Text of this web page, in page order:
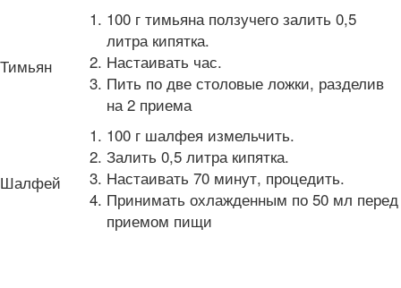
Тимьян
100 г тимьяна ползучего залить 0,5
литра кипятка.
Настаивать час.
Пить по две столовые ложки, разделив
на 2 приема
Шалфей
100 г шалфея измельчить.
Залить 0,5 литра кипятка.
Настаивать 70 минут, процедить.
Принимать охлажденным по 50 мл перед
приемом пищи